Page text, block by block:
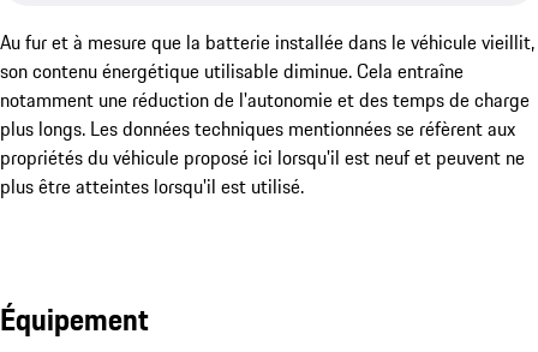
Au fur et à mesure que la batterie installée dans le véhicule vieillit,
son contenu énergétique utilisable diminue. Cela entraîne
notamment une réduction de l'autonomie et des temps de charge
plus longs. Les données techniques mentionnées se réfèrent aux
propriétés du véhicule proposé ici lorsqu'il est neuf et peuvent ne
plus être atteintes lorsqu'il est utilisé.
Équipement